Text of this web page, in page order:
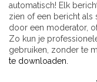
automatisch! Elk
zien of een bericht als
door een moderator,
Zo kun je
gebruiken, zonder te
te downloaden.